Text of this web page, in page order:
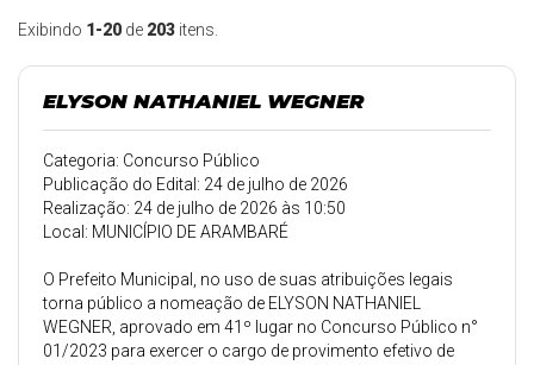
Exibindo 1-20 de 203 itens.
ELYSON NATHANIEL WEGNER
Categoria: Concurso Público
Publicação do Edital: 24 de julho de 2026
Realização: 24 de julho de 2026 às 10:50
Local: MUNICÍPIO DE ARAMBARÉ
O Prefeito Municipal, no uso de suas atribuições legais
torna público a nomeação de ELYSON NATHANIEL
WEGNER, aprovado em 41º lugar no Concurso Público n°
01/2023 para exercer o cargo de provimento efetivo de